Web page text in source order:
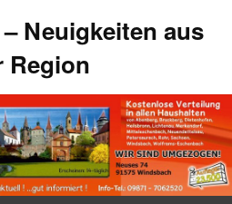
Neuigkeiten aus
Region